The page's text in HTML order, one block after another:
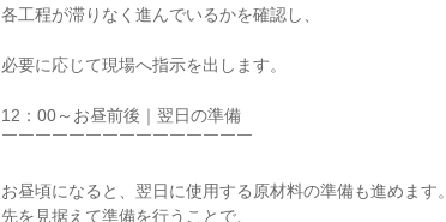
各工程が滞りなく進んでいるかを確認し、
必要に応じて現場へ指示を出します。
12：00～お昼前後｜翌日の準備
￣￣￣￣￣￣￣￣￣￣￣￣￣￣￣
お昼頃になると、翌日に使用する原材料の準備も進めます。
先を見据えて準備を行うことで、